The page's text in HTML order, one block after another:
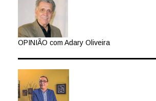
OPINIÃO com Adary Oliveira